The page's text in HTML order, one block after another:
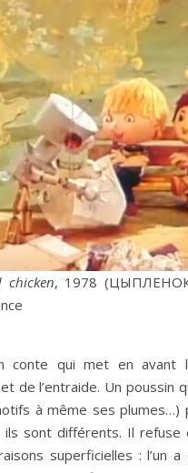
chicken, 1978
conte qui met en avant
de l’entraide. Un poussin
à même ses plumes…)
ils sont différents. Il refuse
superficielles : l’un